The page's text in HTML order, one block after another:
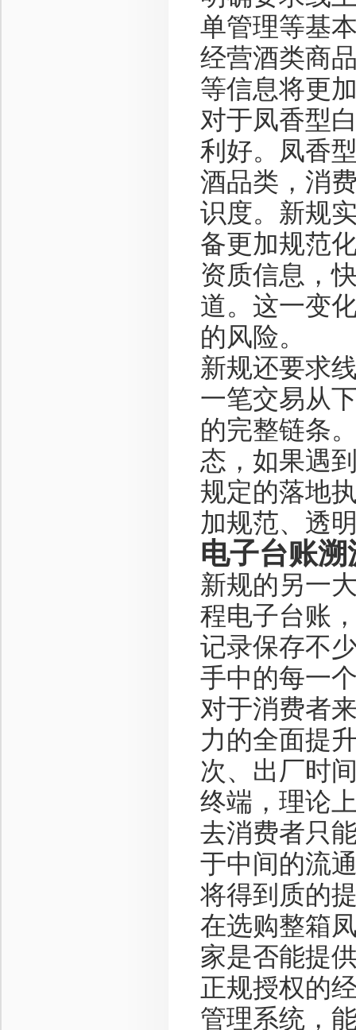
单管理等基
经营酒类商
等信息将更
对于凤香型
利好。凤香
酒品类，消
识度。新规
备更加规范
资质信息，
道。这一变
的风险。
新规还要求
一笔交易从
的完整链条
态，如果遇
规定的落地
加规范、透
电子台账
新规的另一
程电子台账
记录保存不
手中的每一
对于消费者
力的全面提
次、出厂时
终端，理论
去消费者只
于中间的流
将得到质的
在选购整箱
家是否能提
正规授权的
管理系统，